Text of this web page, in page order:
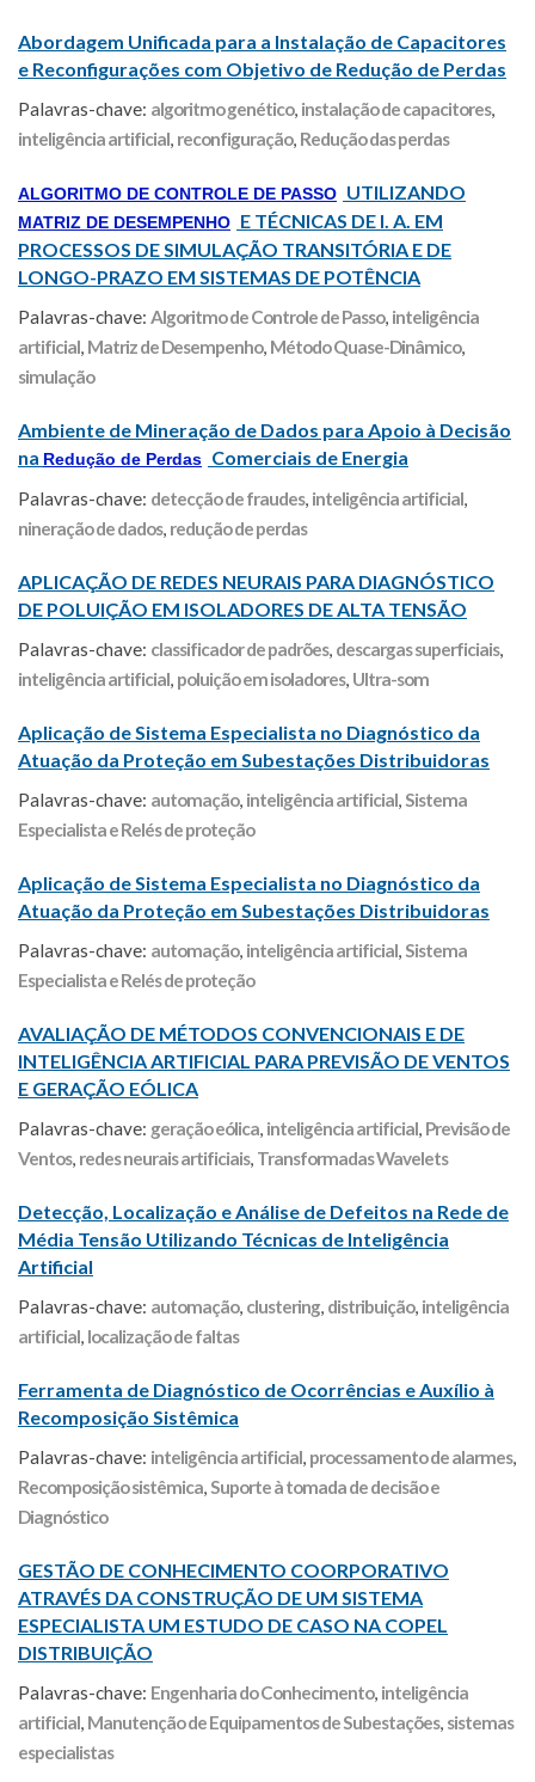
Abordagem Unificada para a Instalação de Capacitores
e Reconfigurações com Objetivo de Redução de Perdas
Palavras-chave: algoritmo genético, instalação de capacitores,
inteligência artificial, reconfiguração, Redução das perdas
ALGORITMO DE CONTROLE DE PASSO UTILIZANDO
MATRIZ DE DESEMPENHO E TÉCNICAS DE I. A. EM
PROCESSOS DE SIMULAÇÃO TRANSITÓRIA E DE
LONGO-PRAZO EM SISTEMAS DE POTÊNCIA
Palavras-chave: Algoritmo de Controle de Passo, inteligência
artificial, Matriz de Desempenho, Método Quase-Dinâmico,
simulação
Ambiente de Mineração de Dados para Apoio à Decisão
na Redução de Perdas Comerciais de Energia
Palavras-chave: detecção de fraudes, inteligência artificial,
nineração de dados, redução de perdas
APLICAÇÃO DE REDES NEURAIS PARA DIAGNÓSTICO
DE POLUIÇÃO EM ISOLADORES DE ALTA TENSÃO
Palavras-chave: classificador de padrões, descargas superficiais,
inteligência artificial, poluição em isoladores, Ultra-som
Aplicação de Sistema Especialista no Diagnóstico da
Atuação da Proteção em Subestações Distribuidoras
Palavras-chave: automação, inteligência artificial,Sistema
Especialista e Relés de proteção
Aplicação de Sistema Especialista no Diagnóstico da
Atuação da Proteção em Subestações Distribuidoras
Palavras-chave: automação, inteligência artificial,Sistema
Especialista e Relés de proteção
AVALIAÇÃO DE MÉTODOS CONVENCIONAIS E DE
INTELIGÊNCIA ARTIFICIAL PARA PREVISÃO DE VENTOS
E GERAÇÃO EÓLICA
Palavras-chave: geração eólica, inteligência artificial, Previsão de
Ventos, redes neurais artificiais, Transformadas Wavelets
Detecção, Localização e Análise de Defeitos na Rede de
Média Tensão Utilizando Técnicas de Inteligência
Artificial
Palavras-chave: automação, clustering, distribuição, inteligência
artificial, localização de faltas
Ferramenta de Diagnóstico de Ocorrências e Auxílio à
Recomposição Sistêmica
Palavras-chave: inteligência artificial, processamento de alarmes,
Recomposição sistêmica,Suporte à tomada de decisão e
Diagnóstico
GESTÃO DE CONHECIMENTO COORPORATIVO
ATRAVÉS DA CONSTRUÇÃO DE UM SISTEMA
ESPECIALISTA UM ESTUDO DE CASO NA COPEL
DISTRIBUIÇÃO
Palavras-chave: Engenharia do Conhecimento, inteligência
artificial, Manutenção de Equipamentos de Subestações, sistemas
especialistas